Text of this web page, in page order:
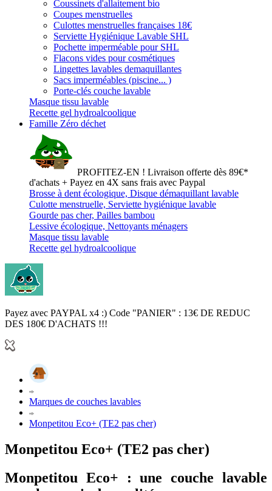
Coussinets d'allaitement bio
Coupes menstruelles
Culottes menstruelles françaises 18€
Serviette Hygiénique Lavable SHL
Pochette imperméable pour SHL
Flacons vides pour cosmétiques
Lingettes lavables demaquillantes
Sacs imperméables (piscine... )
Porte-clés couche lavable
Masque tissu lavable
Recette gel hydroalcoolique
Famille Zéro déchet
PROFITEZ-EN ! Livraison offerte dès 89€*
d'achats + Payez en 4X sans frais avec Paypal
Brosse à dent écologique, Disque démaquillant lavable
Culotte menstruelle, Serviette hygiénique lavable
Gourde pas cher, Pailles bambou
Lessive écologique, Nettoyants ménagers
Masque tissu lavable
Recette gel hydroalcoolique
Payez avec PAYPAL x4 :) Code "PANIER" : 13€ DE REDUC
DES 180€ D'ACHATS !!!
Marques de couches lavables
Monpetitou Eco+ (TE2 pas cher)
Monpetitou Eco+ (TE2 pas cher)
Monpetitou Eco+ : une couche lavable